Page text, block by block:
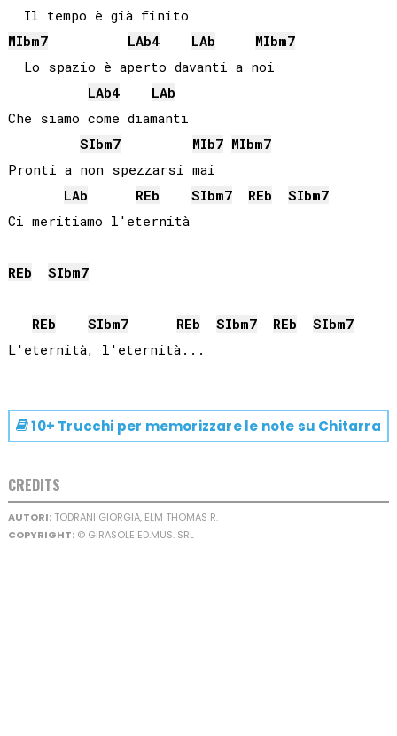
MIbm7 LAb4 LAb MIbm7
  Lo spazio è aperto davanti a noi
LAb4
LAb
Che siamo come diamanti
SIbm7 MIb7 MIbm7
Pronti a non spezzarsi mai
LAb
REb SIbm7 REb SIbm7
Ci meritiamo l'eternità
REb SIbm7
REb SIbm7 REb SIbm7 REb SIbm7
10+ Trucchi per memorizzare le note su Chitarra
CREDITS
AUTORI:TODRANI GIORGIA, ELM THOMAS R.
COPYRIGHT:© GIRASOLE ED.MUS. SRL